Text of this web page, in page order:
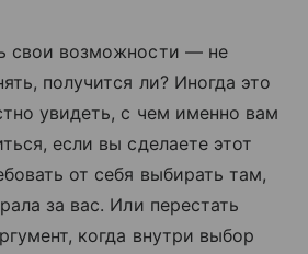
свои возможности — не
получится ли? Иногда это
увидеть, с чем именно вам
если вы сделаете этот
от себя выбирать там,
за вас. Или перестать
когда внутри выбор